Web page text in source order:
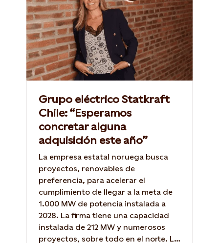
Grupo eléctrico Statkraft
Chile: “Esperamos
concretar alguna
adquisición este año”
La empresa estatal noruega busca
proyectos, renovables de
preferencia, para acelerar el
cumplimiento de llegar a la meta de
1.000 MW de potencia instalada a
2028. La firma tiene una capacidad
instalada de 212 MW y numerosos
proyectos, sobre todo en el norte. La